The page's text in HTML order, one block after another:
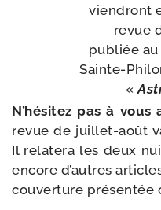
vien­dront
revue
publiée au
Sainte-​
«
N’hésitez pas à vous
revue de juillet-​août
Il rela­te­ra les deux
encore d’autres
cou­ver­ture pré­sen­tée